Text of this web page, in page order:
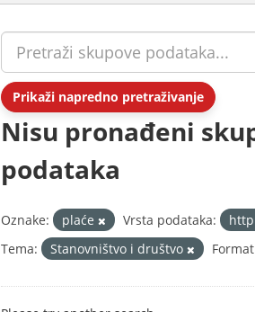
Prikaži napredno pretraživanje
Nisu pronađeni
podataka
Oznake: plaće Vrsta podataka:
Tema:
Stanovništvo i društvo